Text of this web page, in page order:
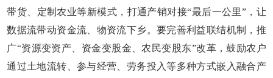
带货、定制农业等新模式，打通产销对接“最后一公里”，让
数据流带动资金流、物资流下乡。要完善利益联结机制，推
广“资源变资产、资金变股金、农民变股东”改革，鼓励农户
通过土地流转、参与经营、劳务投入等多种方式嵌入融合产